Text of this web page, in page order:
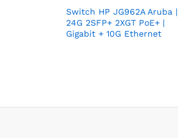
Switch HP JG962A Aruba |
24G 2SFP+ 2XGT PoE+ |
Gigabit + 10G Ethernet